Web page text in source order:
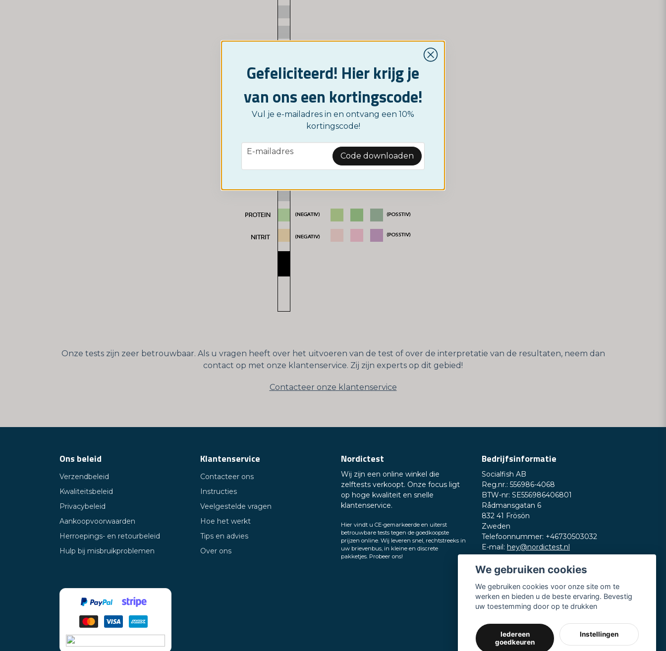
Onze tests zijn zeer betrouwbaar. Als u vragen heeft over het uitvoeren van de test of over de interpretatie van de resultaten, neem dan
contact op met onze klantenservice. Zij zijn experts op dit gebied!
Contacteer onze klantenservice
Gefeliciteerd! Hier krijg je
van ons een kortingscode!
Vul je e-mailadres in en ontvang een 10%
kortingscode!
email
E-mailadres Code downloaden
Ons beleid
Verzendbeleid
Kwaliteitsbeleid
Privacybeleid
Aankoopvoorwaarden
Herroepings- en retourbeleid
Hulp bij misbruikproblemen
Klantenservice
Contacteer ons
Instructies
Veelgestelde vragen
Hoe het werkt
Tips en advies
Over ons
Nordictest
Wij zijn een online winkel die
zelftests verkoopt. Onze focus ligt
op hoge kwaliteit en snelle
klantenservice.
Hier vindt u CE-gemarkeerde en uiterst
betrouwbare tests tegen de goedkoopste
prijzen online. Wij leveren snel, rechtstreeks in
uw brievenbus, in kleine en discrete
pakketjes. Probeer ons!
Bedrijfsinformatie
Socialfish AB
Reg.nr.: 556986-4068
BTW-nr: SE556986406801
Rådmansgatan 6
832 41 Frösön
Zweden
Telefoonnummer: +46730503032
E-mail: hey@nordictest.nl
Openingstijden:
Ma–vr 10:00–17:00 (CET)
We gebruiken cookies
We gebruiken cookies voor onze site om te
werken en bieden u de beste ervaring. Bevestig
uw toestemming door op te drukken
Iedereen
goedkeuren
Instellingen